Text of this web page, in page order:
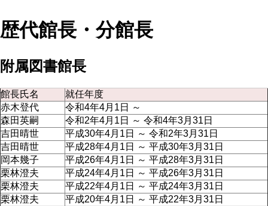
歴代館長・分館長
附属図書館長
館長氏名
就任年度
赤木登代
令和4年4月1日 ～
森田英嗣
令和2年4月1日 ～ 令和4年3月31日
吉田晴世
平成30年4月1日 ～ 令和2年3月31日
吉田晴世
平成28年4月1日 ～ 平成30年3月31日
岡本幾子
平成26年4月1日 ～ 平成28年3月31日
栗林澄夫
平成24年4月1日 ～ 平成26年3月31日
栗林澄夫
平成22年4月1日 ～ 平成24年3月31日
栗林澄夫
平成20年4月1日 ～ 平成22年3月31日